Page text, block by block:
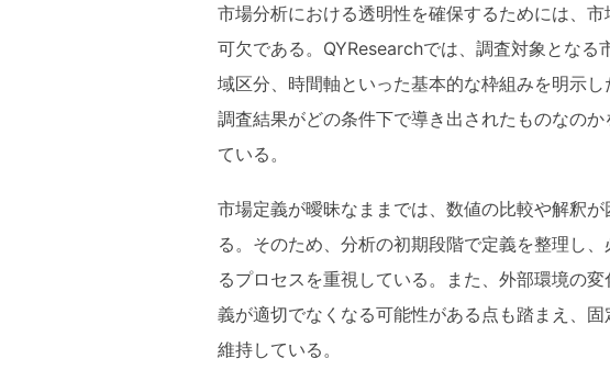
市場分析における透明性を確保するためには、
可欠である。QYResearchでは、調査対象とな
域区分、時間軸といった基本的な枠組みを明示し
調査結果がどの条件下で導き出されたものなの
ている。
市場定義が曖昧なままでは、数値の比較や解釈
る。そのため、分析の初期段階で定義を整理し
るプロセスを重視している。また、外部環境の
義が適切でなくなる可能性がある点も踏まえ、
維持している。